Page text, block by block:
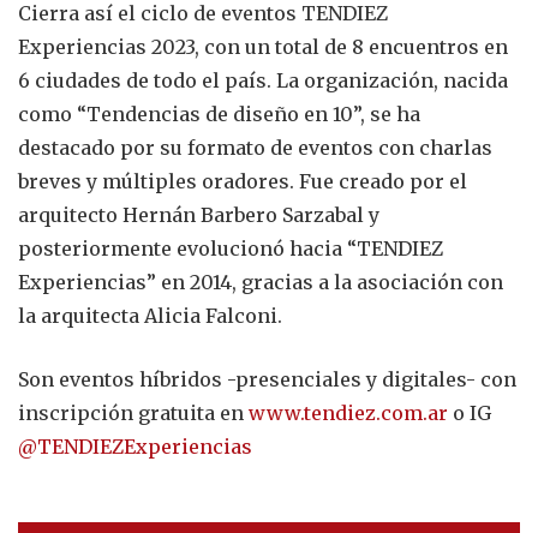
Cierra así el ciclo de eventos TENDIEZ
Experiencias 2023, con un total de 8 encuentros en
6 ciudades de todo el país. La organización, nacida
como “Tendencias de diseño en 10”, se ha
destacado por su formato de eventos con charlas
breves y múltiples oradores. Fue creado por el
arquitecto Hernán Barbero Sarzabal y
posteriormente evolucionó hacia “TENDIEZ
Experiencias” en 2014, gracias a la asociación con
la arquitecta Alicia Falconi.
Son eventos híbridos -presenciales y digitales- con
inscripción gratuita en www.tendiez.com.ar o IG
@TENDIEZExperiencias